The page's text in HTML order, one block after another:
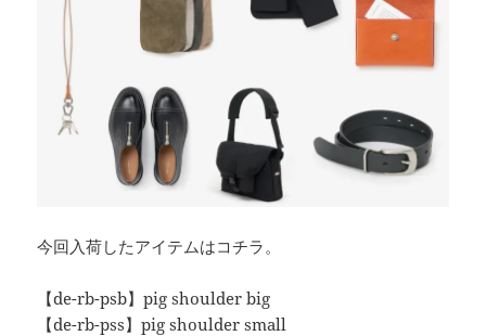
今回入荷したアイテムはコチラ。
【de-rb-psb】pig shoulder big
【de-rb-pss】pig shoulder small